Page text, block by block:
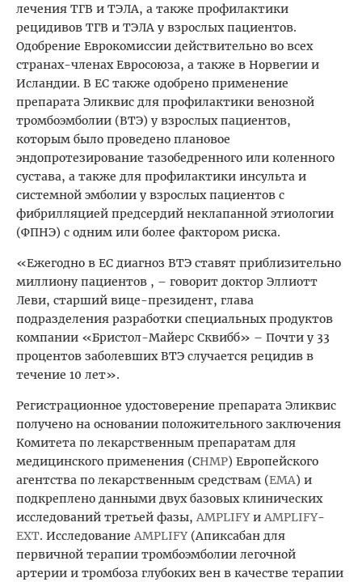
лечения ТГВ и ТЭЛА, а также профилактики
рецидивов ТГВ и ТЭЛА у взрослых пациентов.
Одобрение Еврокомиссии действительно во всех
странах-членах Евросоюза, а также в Норвегии и
Исландии. В ЕС также одобрено применение
препарата Эликвис для профилактики венозной
тромбоэмболии (ВТЭ) у взрослых пациентов,
которым было проведено плановое
эндопротезирование тазобедренного или коленного
сустава, а также для профилактики инсульта и
системной эмболии у взрослых пациентов с
фибрилляцией предсердий неклапанной этиологии
(ФПНЭ) с одним или более фактором риска.
«Ежегодно в ЕС диагноз ВТЭ ставят приблизительно
миллиону пациентов , – говорит доктор Эллиотт
Леви, старший вице-президент, глава
подразделения разработки специальных продуктов
компании «Бристол-Майерс Сквибб» – Почти у 33
процентов заболевших ВТЭ случается рецидив в
течение 10 лет».
Регистрационное удостоверение препарата Эликвис
получено на основании положительного заключения
Комитета по лекарственным препаратам для
медицинского применения (СHMP) Европейского
агентства по лекарственным средствам (EMA) и
подкреплено данными двух базовых клинических
исследований третьей фазы,AMPLIFYиAMPLIFY-
EXT. ИсследованиеAMPLIFY(Апиксабан для
первичной терапии тромбоэмболии легочной
артерии и тромбоза глубоких вен в качестве терапии